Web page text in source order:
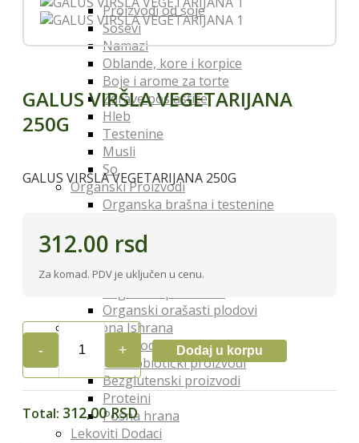
Proizvodi od soje
Sosevi
Namazi
Oblande, kore i korpice
Boje i arome za torte
Zdrave poslastice
Hleb
Testenine
Musli
So
Organski Proizvodi
Organska brašna i testenine
Organski šećer
Organski napici
Organski začini
Organski orašasti plodovi
Posebna Ishrana
Proizvodi za dijabetičare
Makrobiotički proizvodi
Bezglutenski proizvodi
Proteini
Posna hrana
Lekoviti Dodaci
GALUS VIRŠLA VEGETARIJANA
250G
GALUS VIRŠLA VEGETARIJANA 250G
312.00 rsd
Za komad. PDV je uključen u cenu.
GALUS
VIRŠLA
VEGETARIJANA
250G
quantity
Dodaj u korpu
Total: 312,00 RSD